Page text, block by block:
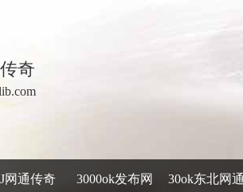
奇
网通传奇 3000ok发布网 30ok东北网